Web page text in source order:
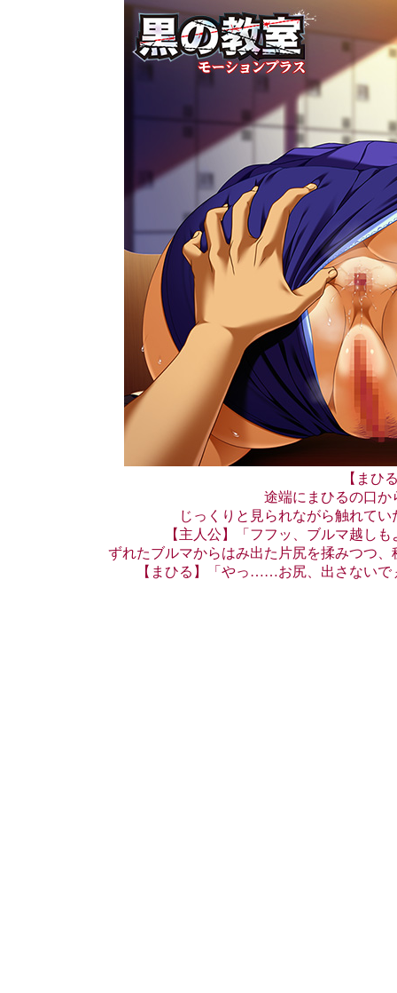
【まひ
途端にまひるの口か
じっくりと見られながら触れて
【主人公】「フフッ、ブルマ越し
ずれたブルマからはみ出た片尻を揉みつつ
【まひる】「やっ……お尻、出さな